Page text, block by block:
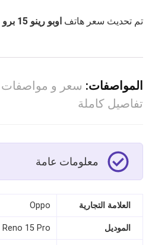
تم تحديث سعر هاتف اوبو رينو 15 برو
المواصفات:
تفاصيل كاملة
معلومات عامة
العلامة التجارية Oppo
الموديل Reno 15 Pro